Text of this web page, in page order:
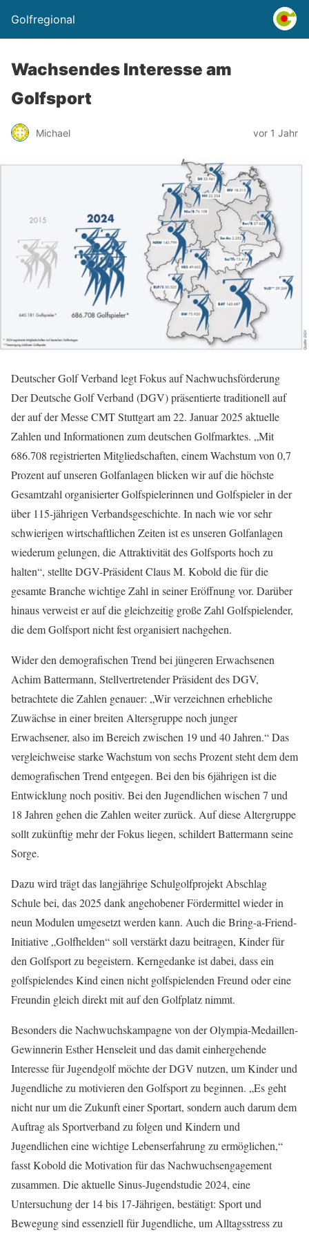
Golfregional
Wachsendes Interesse am
Golfsport
Michael vor 1 Jahr
Deutscher Golf Verband legt Fokus auf Nachwuchsförderung
Der Deutsche Golf Verband (DGV) präsentierte traditionell auf
der auf der Messe CMT Stuttgart am 22. Januar 2025 aktuelle
Zahlen und Informationen zum deutschen Golfmarktes. „Mit
686.708 registrierten Mitgliedschaften, einem Wachstum von 0,7
Prozent auf unseren Golfanlagen blicken wir auf die höchste
Gesamtzahl organisierter Golfspielerinnen und Golfspieler in der
über 115-jährigen Verbandsgeschichte. In nach wie vor sehr
schwierigen wirtschaftlichen Zeiten ist es unseren Golfanlagen
wiederum gelungen, die Attraktivität des Golfsports hoch zu
halten“, stellte DGV-Präsident Claus M. Kobold die für die
gesamte Branche wichtige Zahl in seiner Eröffnung vor. Darüber
hinaus verweist er auf die gleichzeitig große Zahl Golfspielender,
die dem Golfsport nicht fest organisiert nachgehen.
Wider den demografischen Trend bei jüngeren Erwachsenen
Achim Battermann, Stellvertretender Präsident des DGV,
betrachtete die Zahlen genauer: „Wir verzeichnen erhebliche
Zuwächse in einer breiten Altersgruppe noch junger
Erwachsener, also im Bereich zwischen 19 und 40 Jahren.“ Das
vergleichweise starke Wachstum von sechs Prozent steht dem dem
demografischen Trend entgegen. Bei den bis 6jährigen ist die
Entwicklung noch positiv. Bei den Jugendlichen wischen 7 und
18 Jahren gehen die Zahlen weiter zurück. Auf diese Altergruppe
sollt zukünftig mehr der Fokus liegen, schildert Battermann seine
Sorge.
Dazu wird trägt das langjährige Schulgolfprojekt Abschlag
Schule bei, das 2025 dank angehobener Fördermittel wieder in
neun Modulen umgesetzt werden kann. Auch die Bring-a-Friend-
Initiative „Golfhelden“ soll verstärkt dazu beitragen, Kinder für
den Golfsport zu begeistern. Kerngedanke ist dabei, dass ein
golfspielendes Kind einen nicht golfspielenden Freund oder eine
Freundin gleich direkt mit auf den Golfplatz nimmt.
Besonders die Nachwuchskampagne von der Olympia-Medaillen-
Gewinnerin Esther Henseleit und das damit einhergehende
Interesse für Jugendgolf möchte der DGV nutzen, um Kinder und
Jugendliche zu motivieren den Golfsport zu beginnen. „Es geht
nicht nur um die Zukunft einer Sportart, sondern auch darum dem
Auftrag als Sportverband zu folgen und Kindern und
Jugendlichen eine wichtige Lebenserfahrung zu ermöglichen,“
fasst Kobold die Motivation für das Nachwuchsengagement
zusammen. Die aktuelle Sinus-Jugendstudie 2024, eine
Untersuchung der 14 bis 17-Jährigen, bestätigt: Sport und
Bewegung sind essenziell für Jugendliche, um Alltagsstress zu